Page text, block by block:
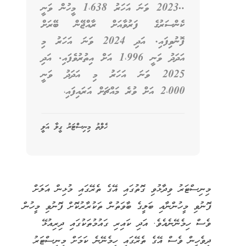
..2023 ވަނަ އަހަރު 1،638 މީހުން ވަނީ
ކެންސަރުގެ ފަރުވާއަށް ރާއްޖޭން ބޭރަށް
ފޮނުވިފައި. އަދި 2024 ވަނަ އަހަރު މި
އަދަދު ވަނީ 1،996 އަށް އިތުރުވެފައި. އަދި
2025 ވަނަ އަހަރު މި އަދަދު ވަނީ
2،000 އަށް ވުރެ މައްޗަށް އަރައިފައި،
ހެލްތު މިނިސްޓަރު ގީލާ އަލީ
މިނިސްޓަރު ވިދާޅުވި ގޮތުގައި އޭގެ ތެރޭގައި މުޅިން އަލަށް
ފޮނުވި މީހުންނާއި ބަލީގެ ބާވަތުން ތަކުރާރުކޮށް ފޮނުވި މީހުން
ވެސް ހިމެނޭނެއެވެ. އަދި ކައިރި ގައުމުތަކުގައި ދިރިއުޅޭ
ދިވެހީން ވެސް އޭގެ ތެރޭގައި ހިމެނޭނެ ކަމަށް މިނިސްޓަރު